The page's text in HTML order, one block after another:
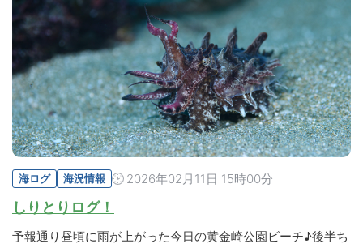
海ログ 海況情報 2026年02月11日 15時00分
しりとりログ！
予報通り昼頃に雨が上がった今日の黄金崎公園ビーチ♪後半ち